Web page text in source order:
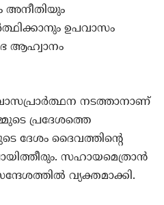
അനീതിയും
ഉപവാസം
ആഹ്വാനം
നടത്താനാണ്
പ്രദേശത്തെ
ദേശം ദൈവത്തിന്റെ
സഹായമെത്രാന്‍
വ്യക്തമാക്കി.